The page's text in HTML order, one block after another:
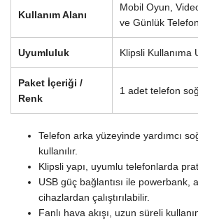
Kullanım Alanı
Mobil Oyun,
ve Günlük
Uyumluluk Klipsli Kullanıma
Paket İçeriği /
Renk
1 adet telefon
Telefon arka yüzeyinde yardımcı
kullanılır.
Klipsli yapı, uyumlu telefonlarda
USB güç bağlantısı ile powerbank,
cihazlardan çalıştırılabilir.
Fanlı hava akışı, uzun süreli